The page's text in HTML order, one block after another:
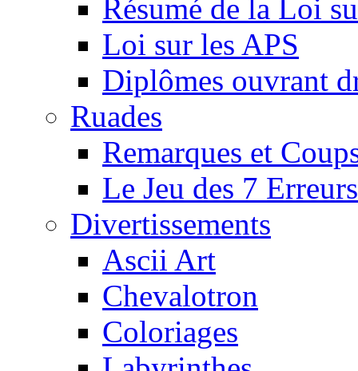
Résumé de la Loi
Loi sur les APS
Diplômes ouvrant
Ruades
Remarques et
Le Jeu des 7 Erreurs
Divertissements
Ascii Art
Chevalotron
Coloriages